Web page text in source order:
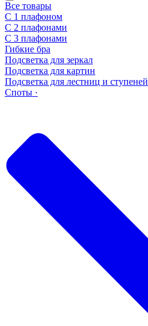
Все товары
С 1 плафоном
С 2 плафонами
С 3 плафонами
Гибкие бра
Подсветка для зеркал
Подсветка для картин
Подсветка для лестниц и ступеней
Споты ·